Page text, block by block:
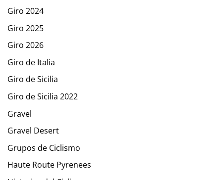
Giro 2024
Giro 2025
Giro 2026
Giro de Italia
Giro de Sicilia
Giro de Sicilia 2022
Gravel
Gravel Desert
Grupos de Ciclismo
Haute Route Pyrenees